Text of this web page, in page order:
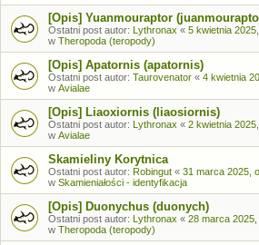
[Opis] Yuanmouraptor
Ostatni post autor: Lythronax « 5 kwietnia
w Theropoda (teropody)
[Opis] Apatornis (apatornis)
Ostatni post autor: Taurovenator « 4 kwietnia
w Avialae
[Opis] Liaoxiornis (liaosiornis)
Ostatni post autor: Lythronax « 2 kwietnia
w Avialae
Skamieliny Korytnica
Ostatni post autor: Robingut « 31 marca 2025,
w Skamieniałości - identyfikacja
[Opis] Duonychus (duonych)
Ostatni post autor: Lythronax « 28 marca 2025,
w Theropoda (teropody)